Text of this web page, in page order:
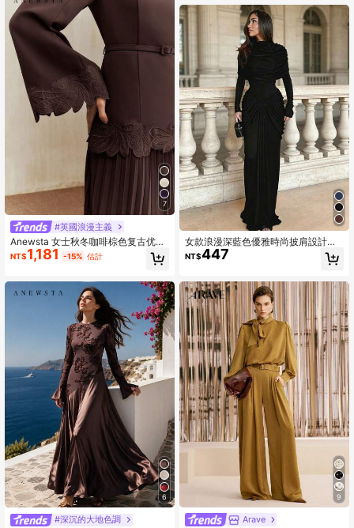
7
#英國浪漫主義
Anewsta 女士秋冬咖啡棕色复古优雅
刺绣腰部褶裥连衣裙
NT$1,181 -15% 估計
6
#深沉的大地色調
女款浪漫深藍色優雅時尚披肩設計不
對稱領口雪紡與針織3D剪裁修身魚尾
長洋裝，適合約會與黑色
NT$447
9
Arave